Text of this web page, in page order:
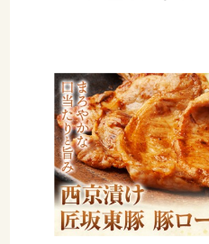
パック) 株式会社
ブッチャーズ《30日
肉 肉 おかず【配送